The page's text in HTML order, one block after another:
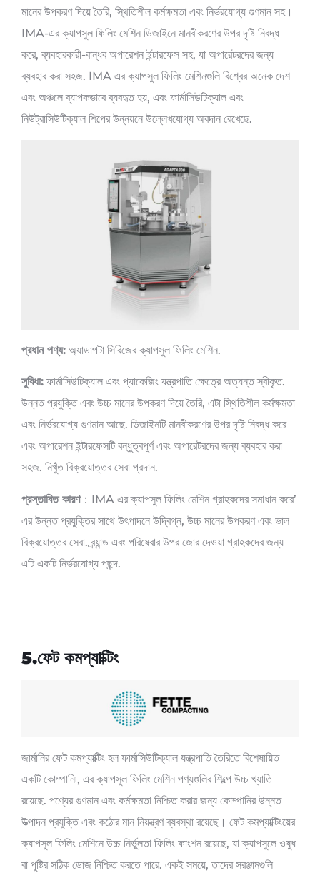
মানের উপকরণ দিয়ে তৈরি, স্থিতিশীল কর্মক্ষমতা এবং নির্ভরযোগ্য গুণমান সহ।
IMA-এর ক্যাপসুল ফিলিং মেশিন ডিজাইনে মানবীকরণের উপর দৃষ্টি নিবদ্ধ
করে, ব্যবহারকারী-বান্ধব অপারেশন ইন্টারফেস সহ, যা অপারেটরদের জন্য
ব্যবহার করা সহজ. IMA এর ক্যাপসুল ফিলিং মেশিনগুলি বিশ্বের অনেক দেশ
এবং অঞ্চলে ব্যাপকভাবে ব্যবহৃত হয়, এবং ফার্মাসিউটিক্যাল এবং
নিউট্রাসিউটিক্যাল শিল্পের উন্নয়নে উল্লেখযোগ্য অবদান রেখেছে.
প্রধান পণ্য: অ্যাডাপটা সিরিজের ক্যাপসুল ফিলিং মেশিন.
সুবিধা: ফার্মাসিউটিক্যাল এবং প্যাকেজিং যন্ত্রপাতি ক্ষেত্রে অত্যন্ত স্বীকৃত.
উন্নত প্রযুক্তি এবং উচ্চ মানের উপকরণ দিয়ে তৈরি, এটা স্থিতিশীল কর্মক্ষমতা
এবং নির্ভরযোগ্য গুণমান আছে. ডিজাইনটি মানবীকরণের উপর দৃষ্টি নিবদ্ধ করে
এবং অপারেশন ইন্টারফেসটি বন্ধুত্বপূর্ণ এবং অপারেটরদের জন্য ব্যবহার করা
সহজ. নিখুঁত বিক্রয়োত্তর সেবা প্রদান.
প্রস্তাবিত কারণ：IMA এর ক্যাপসুল ফিলিং মেশিন গ্রাহকদের সমাধান করে’
এর উন্নত প্রযুক্তির সাথে উৎপাদনে উদ্বিগ্ন, উচ্চ মানের উপকরণ এবং ভাল
বিক্রয়োত্তর সেবা. ব্র্যান্ড এবং পরিষেবার উপর জোর দেওয়া গ্রাহকদের জন্য
এটি একটি নির্ভরযোগ্য পছন্দ.
5.ফেট কমপ্যাক্টিং
জার্মানির ফেট কমপ্যাক্টিং হল ফার্মাসিউটিক্যাল যন্ত্রপাতি তৈরিতে বিশেষায়িত
একটি কোম্পানি৷, এর ক্যাপসুল ফিলিং মেশিন পণ্যগুলির শিল্পে উচ্চ খ্যাতি
রয়েছে. পণ্যের গুণমান এবং কর্মক্ষমতা নিশ্চিত করার জন্য কোম্পানির উন্নত
উত্পাদন প্রযুক্তি এবং কঠোর মান নিয়ন্ত্রণ ব্যবস্থা রয়েছে। ফেট কমপ্যাক্টিংয়ের
ক্যাপসুল ফিলিং মেশিনে উচ্চ নির্ভুলতা ফিলিং ফাংশন রয়েছে, যা ক্যাপসুলে ওষুধ
বা পুষ্টির সঠিক ডোজ নিশ্চিত করতে পারে. একই সময়ে, তাদের সরঞ্জামগুলি